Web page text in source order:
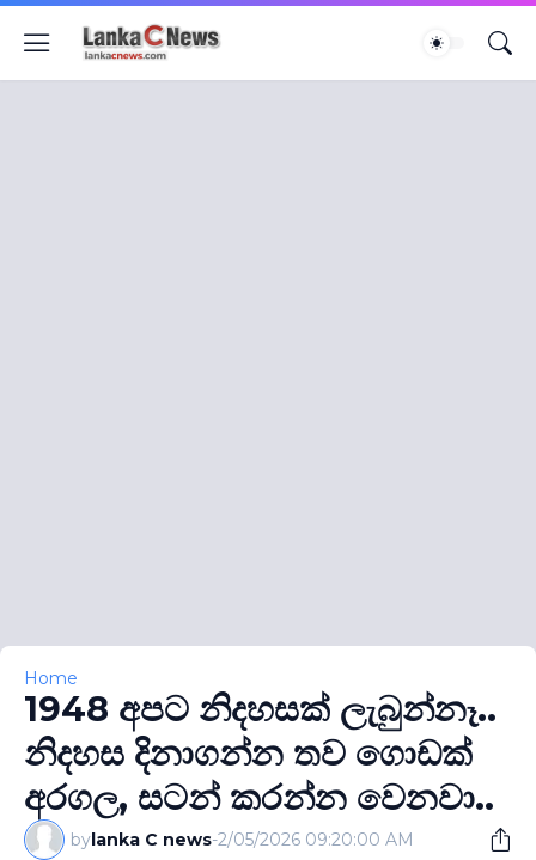
Home
1948 අපට නිදහසක් ලැබුන්නෑ..
නිදහස දිනාගන්න තව ගොඩක්
අරගල, සටන් කරන්න වෙනවා..
bylanka C news-2/05/2026 09:20:00 AM